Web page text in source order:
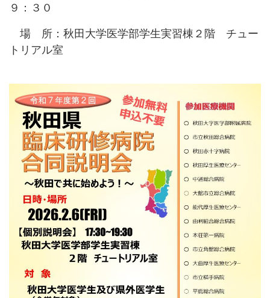
９：３０
場 所：秋田大学医学部学生実習棟２階 チュー
トリアル室